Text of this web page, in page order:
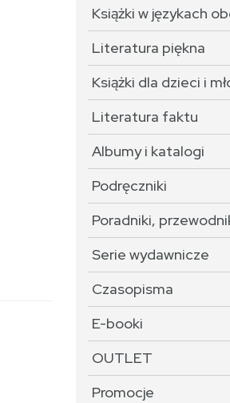
Książki w językach
Literatura piękna
Książki dla dzieci i
Literatura faktu
Albumy i katalogi
Podręczniki
Poradniki,
Serie wydawnicze
Czasopisma
E-booki
OUTLET
Promocje